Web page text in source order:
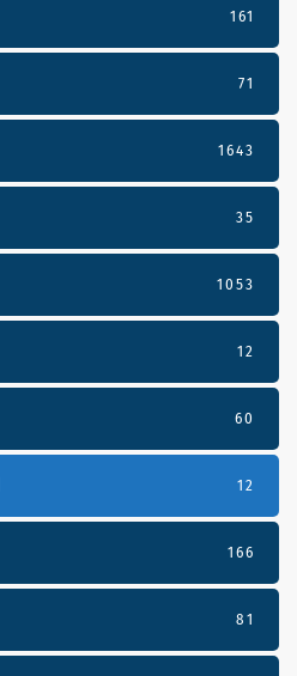
161
71
1643
35
1053
12
60
12
166
81